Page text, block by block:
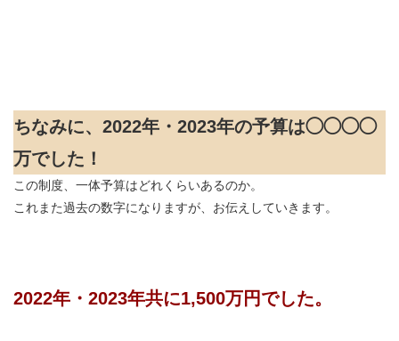
ちなみに、2022年・2023年の予算は◯◯◯◯
万でした！
この制度、一体予算はどれくらいあるのか。
これまた過去の数字になりますが、お伝えしていきます。
2022年・2023年共に1,500万円でした。